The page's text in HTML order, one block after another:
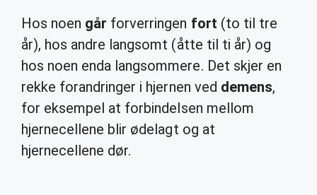
Hos noen går forverringen fort (to til tre
år), hos andre langsomt (åtte til ti år) og
hos noen enda langsommere. Det skjer en
rekke forandringer i hjernen ved demens,
for eksempel at forbindelsen mellom
hjernecellene blir ødelagt og at
hjernecellene dør.